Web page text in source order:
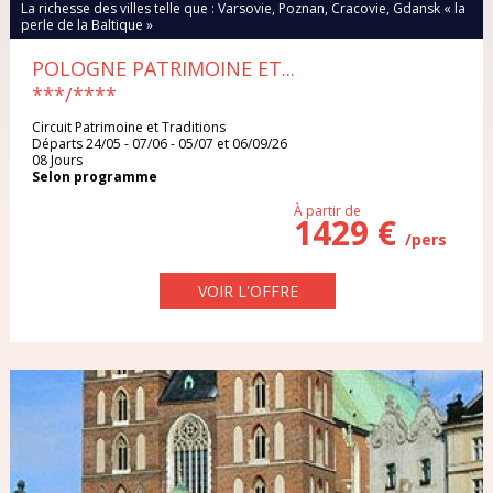
DANEMARK
EGYPTE
ESPAGNE
GRECE
ILES GRENADINES
IRLANDE
La richesse des villes telle que : Varsovie, Poznan, Cracovie, Gdansk « la
perle de la Baltique »
POLOGNE PATRIMOINE ET...
***/****
Circuit Patrimoine et Traditions
Départs 24/05 - 07/06 - 05/07 et 06/09/26
08 Jours
Selon programme
À partir de
1429 €/pers
VOIR L'OFFRE
Iles Grenadines Irlande
Italie
République Tchèque
Sardaigne
Thaïlande Tunisie
Turquie Vietnam